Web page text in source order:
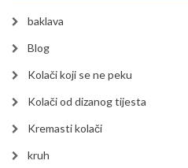
baklava
Blog
Kolači koji se ne peku
Kolači od dizanog tijesta
Kremasti kolači
kruh